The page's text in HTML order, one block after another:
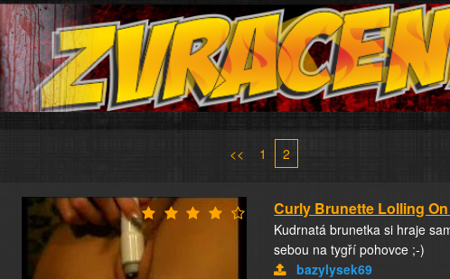
<< 1 2
Curly Brunette Lolling
Kudrnatá brunetka si hraje
sebou na tygří pohovce ;-)
bazylysek69